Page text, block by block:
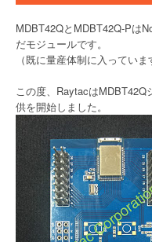
MDBT42QとMDBT42Q-Pは
だモジュールです。
（既に量産体制に入っていま
この度、RaytacはMDBT42Q
供を開始しました。